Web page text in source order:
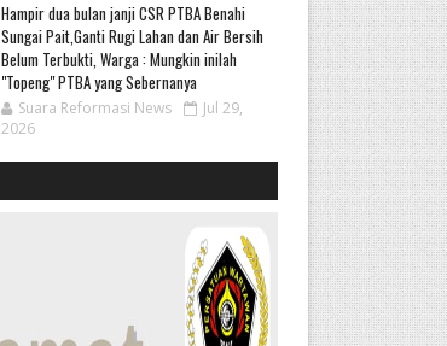
Hampir dua bulan janji CSR PTBA Benahi
Sungai Pait,Ganti Rugi Lahan dan Air Bersih
Belum Terbukti, Warga : Mungkin inilah
"Topeng" PTBA yang Sebernanya
Suara Reformasi News
Jul 29,
2026